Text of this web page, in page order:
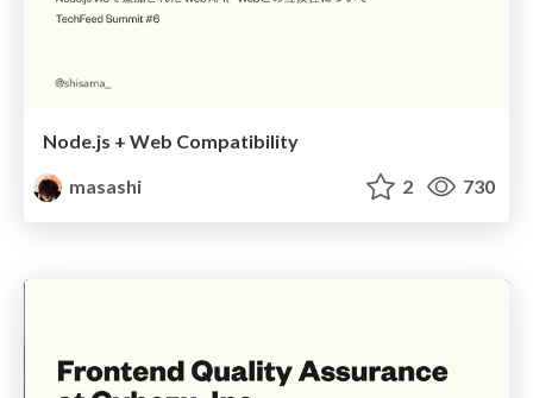
Node.js + Web Compatibility
masashi
2 730